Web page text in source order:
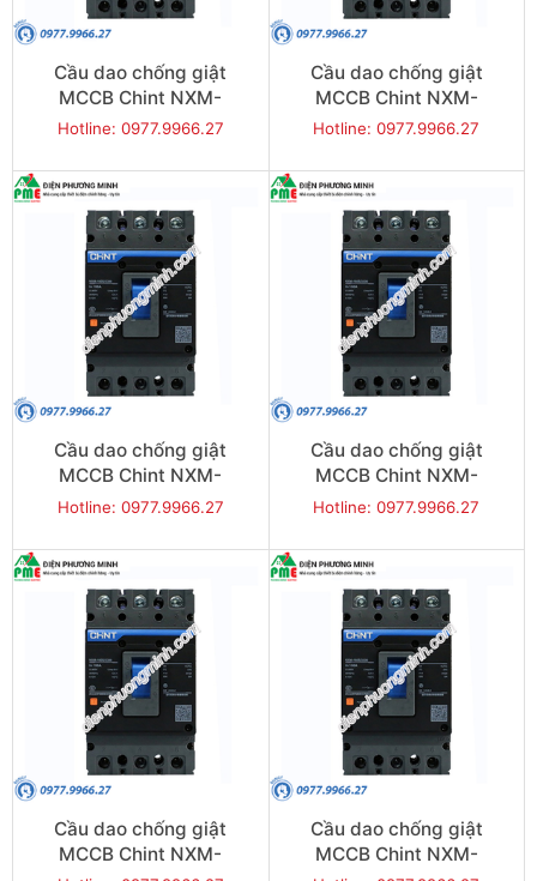
Cầu dao chống giật
MCCB Chint NXM-
400S/3300-400 50KA 3P
Hotline: 0977.9966.27
Cầu dao chống giật
MCCB Chint NXM-
630S/3300-500 50KA 3P
Hotline: 0977.9966.27
Cầu dao chống giật
MCCB Chint NXM-
630S/3300-630 50KA 3P
Hotline: 0977.9966.27
Cầu dao chống giật
MCCB Chint NXM-
800S/3300-800 50KA 3P
Hotline: 0977.9966.27
Cầu dao chống giật
MCCB Chint NXM-
Cầu dao chống giật
MCCB Chint NXM-